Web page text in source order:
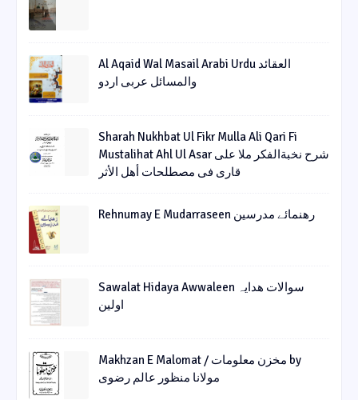
Al Aqaid Wal Masail Arabi Urdu العقائد
والمسائل عربی اردو
Sharah Nukhbat Ul Fikr Mulla Ali Qari Fi
Mustalihat Ahl Ul Asar شرح نخبةالفکر ملا علی
قاری فی مصطلحات أھل الأثر
Rehnumay E Mudarraseen رهنمائے مدرسین
Sawalat Hidaya Awwaleen سوالات ھدایہ
اولین
Makhzan E Malomat / مخزن معلومات by
مولانا منظور عالم رضوی